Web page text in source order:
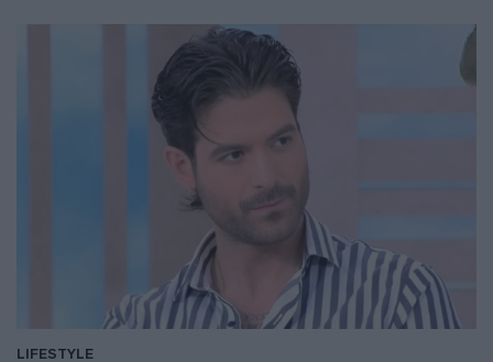
LIFESTYLE